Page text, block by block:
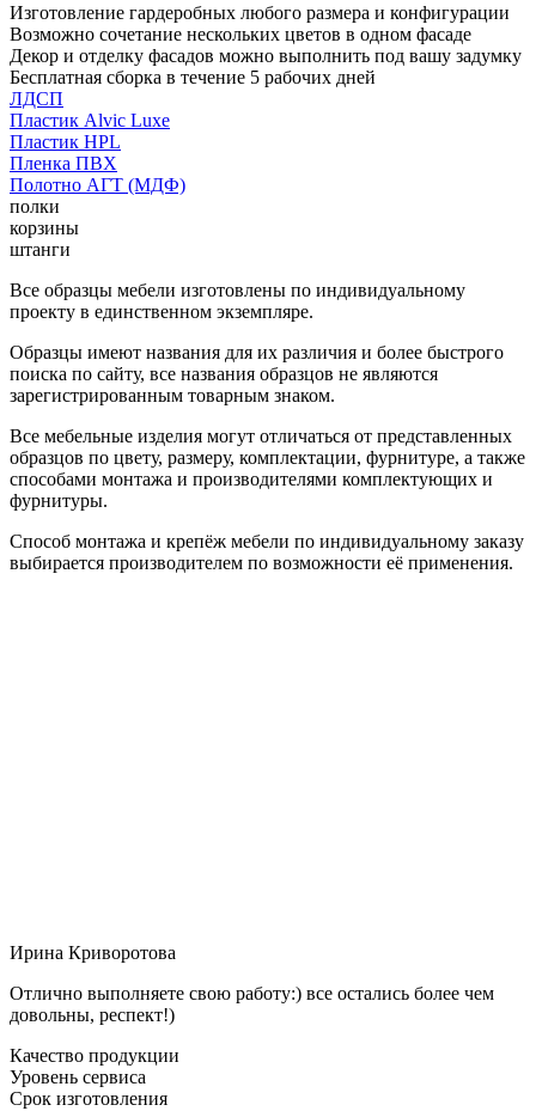
Изготовление гардеробных любого размера и конфигурации
Возможно сочетание нескольких цветов в одном фасаде
Декор и отделку фасадов можно выполнить под вашу задумку
Бесплатная сборка в течение 5 рабочих дней
ЛДСП
Пластик Alvic Luxe
Пластик HPL
Пленка ПВХ
Полотно АГТ (МДФ)
полки
корзины
штанги
Все образцы мебели изготовлены по индивидуальному
проекту в единственном экземпляре.
Образцы имеют названия для их различия и более быстрого
поиска по сайту, все названия образцов не являются
зарегистрированным товарным знаком.
Все мебельные изделия могут отличаться от представленных
образцов по цвету, размеру, комплектации, фурнитуре, а также
способами монтажа и производителями комплектующих и
фурнитуры.
Способ монтажа и крепёж мебели по индивидуальному заказу
выбирается производителем по возможности её применения.
Ирина Криворотова
Отлично выполняете свою работу:) все остались более чем
довольны, респект!)
Качество продукции
Уровень сервиса
Срок изготовления